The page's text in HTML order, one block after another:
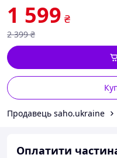
1 599 ₴
2 399 ₴
Продавець saho.ukraine
Оплатити